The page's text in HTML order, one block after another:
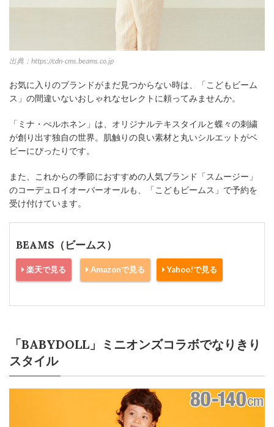
出典：https://cdn-cms.beams.co.jp
お気に入りのブランドがまだ見つからない時は、「こどもビーム
ス」の間違いないおしゃれなセレクトに頼ってみませんか。
「ミナ・ぺルホネン」は、オリジナルテキスタイルと蝶々の刺繍
が創り出す独自の世界。肌触りの良い素材と丸いシルエットがベ
ビーにぴったりです。
また、これからの季節におすすめの人気ブランド「スムージー」
のコーデュロイオーバーオールも、「こどもビームス」で予約を
受け付けています。
BEAMS（ビームス）
楽天で見る Amazonで見る Yahoo!で見る
「BABYDOLL」ミニオンズコラボでなりきり
スタイル